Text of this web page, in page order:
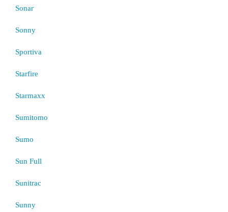
Sonar
Sonny
Sportiva
Starfire
Starmaxx
Sumitomo
Sumo
Sun Full
Sunitrac
Sunny